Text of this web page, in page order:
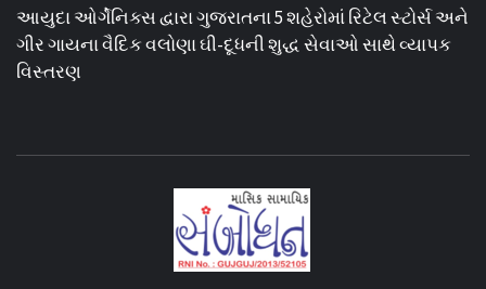
આયુદા ઓર્ગેનિક્સ દ્વારા ગુજરાતના 5 શહેરોમાં રિટેલ સ્ટોર્સ અને
ગીર ગાયના વૈદિક વલોણા ઘી-દૂધની શુદ્ધ સેવાઓ સાથે વ્યાપક
વિસ્તરણ